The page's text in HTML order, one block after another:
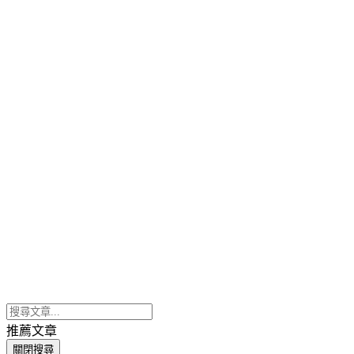
推薦文章
關閉搜尋